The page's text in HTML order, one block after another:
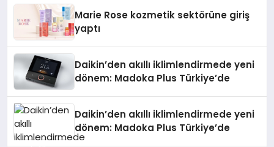
Marie Rose kozmetik sektörüne giriş
yaptı
Daikin’den akıllı iklimlendirmede yeni
dönem: Madoka Plus Türkiye’de
Daikin’den akıllı iklimlendirmede yeni
dönem: Madoka Plus Türkiye’de